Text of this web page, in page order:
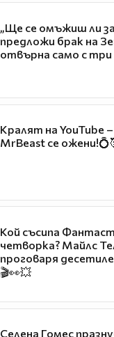
„Ще се омъжиш ли
предложи брак на
отвърна само с три
Кралят на YouTube
MrBeast се
Кой съсипа
четворка? Майлс
проговаря
🎬👀💥
Селена Гомес